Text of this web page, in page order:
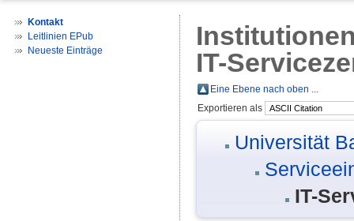
Kontakt
Leitlinien EPub
Neueste Einträge
IT-
Eine Ebene nach oben ...
Exportieren als
Universität
IT-